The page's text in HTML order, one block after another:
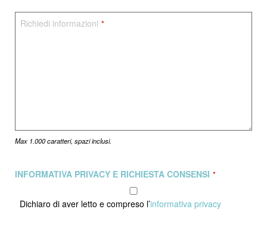
Richiedi informazioni *
Max 1.000 caratteri, spazi inclusi.
INFORMATIVA PRIVACY E RICHIESTA CONSENSI *
Dichiaro di aver letto e compreso l’informativa privacy